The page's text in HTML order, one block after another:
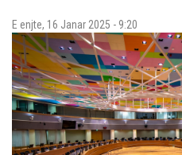
E enjte, 16 Janar 2025 - 9:20